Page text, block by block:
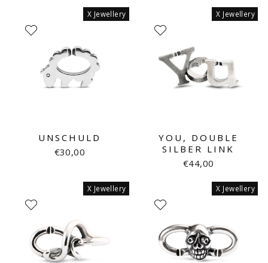
X Jewellery
UNSCHULD
€30,00
X Jewellery
YOU, DOUBLE
SILBER LINK
€44,00
X Jewellery X Jewellery